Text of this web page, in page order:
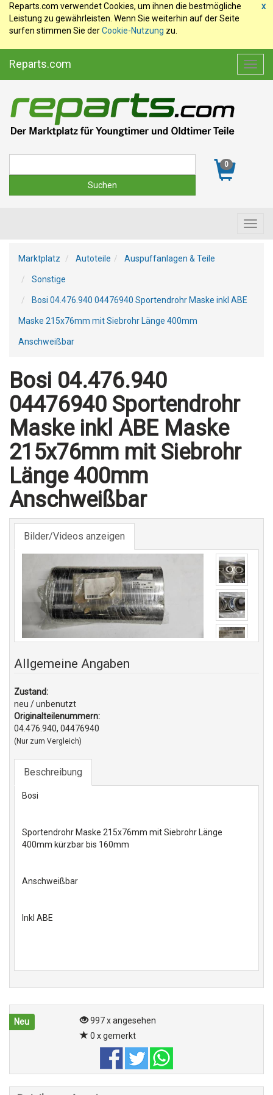
x
Reparts.com verwendet Cookies, um ihnen die bestmögliche
Leistung zu gewährleisten. Wenn Sie weiterhin auf der Seite
surfen stimmen Sie derCookie-Nutzung zu.
Reparts.com
0
Marktplatz Autoteile Auspuffanlagen & Teile
Sonstige
Bosi 04.476.940 04476940 Sportendrohr Maske inkl ABE
Maske 215x76mm mit Siebrohr Länge 400mm
Anschweißbar
Bosi 04.476.940
04476940 Sportendrohr
Maske inkl ABE Maske
215x76mm mit Siebrohr
Länge 400mm
Anschweißbar
Bilder/Videos anzeigen
Allgemeine Angaben
Zustand:
neu / unbenutzt
Originalteilenummern:
04.476.940, 04476940
(Nur zum Vergleich)
Beschreibung
Bosi
Sportendrohr Maske 215x76mm mit Siebrohr Länge
400mm kürzbar bis 160mm
Anschweißbar
Inkl ABE
Neu
997 x angesehen
0 x gemerkt